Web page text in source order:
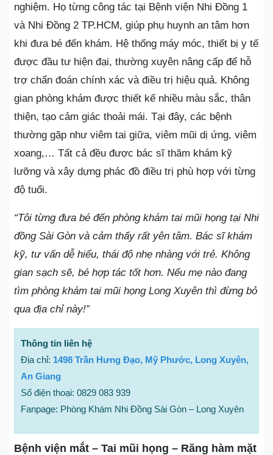
nghiệm. Họ từng công tác tại Bệnh viện Nhi Đồng 1
và Nhi Đồng 2 TP.HCM, giúp phụ huynh an tâm hơn
khi đưa bé đến khám. Hệ thống máy móc, thiết bị y tế
được đầu tư hiện đại, thường xuyên nâng cấp để hỗ
trợ chẩn đoán chính xác và điều trị hiệu quả. Không
gian phòng khám được thiết kế nhiều màu sắc, thân
thiện, tạo cảm giác thoải mái. Tại đây, các bệnh
thường gặp như viêm tai giữa, viêm mũi dị ứng, viêm
xoang,… Tất cả đều được bác sĩ thăm khám kỹ
lưỡng và xây dựng phác đồ điều trị phù hợp với từng
độ tuổi.
“Tôi từng đưa bé đến phòng khám tai mũi họng tại Nhi
đồng Sài Gòn và cảm thấy rất yên tâm. Bác sĩ khám
kỹ, tư vấn dễ hiểu, thái độ nhẹ nhàng với trẻ. Không
gian sạch sẽ, bé hợp tác tốt hơn. Nếu mẹ nào đang
tìm phòng khám tai mũi họng Long Xuyên thì đừng bỏ
qua địa chỉ này!”
Thông tin liên hệ
Địa chỉ: 1498 Trần Hưng Đạo, Mỹ Phước, Long Xuyên,
An Giang
Số điện thoại: 0829 083 939
Fanpage: Phòng Khám Nhi Đồng Sài Gòn – Long Xuyên
Bệnh viện mắt – Tai mũi họng – Răng hàm mặt